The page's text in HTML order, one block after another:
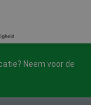
Neem voor de